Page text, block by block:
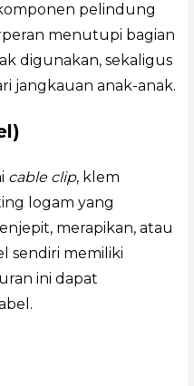
pelindung
menutupi bagian
digunakan, sekaligus
jangkauan anak-anak.
cable clip, klem
logam yang
merapikan, atau
sendiri memiliki
ini dapat